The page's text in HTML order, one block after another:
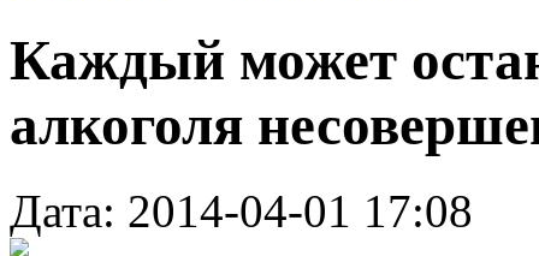
Каждый может
алкоголя
Дата: 2014-04-01 17:08